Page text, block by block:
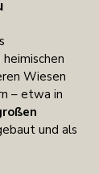
heimischen
Wiesen
– etwa in
und als